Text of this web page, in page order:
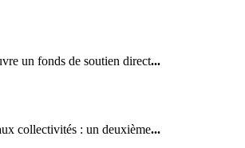
un fonds de soutien direct...
collectivités : un deuxième...